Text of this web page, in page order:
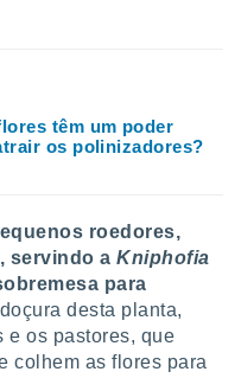
têm um poder
os polinizadores?
roedores,
servindo aKniphofia
para
desta planta,
e os pastores, que
colhem as flores para